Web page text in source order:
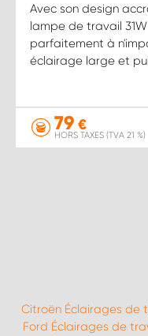
Avec son design
lampe de travail
parfaitement à
éclairage large et
79 €
HORS TAXES (TVA 21 %)
Citroën Éclairages de
Ford Éclairages de